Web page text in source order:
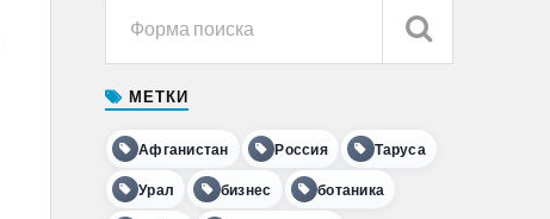
МЕТКИ
Афганистан Россия Таруса
Урал бизнес ботаника